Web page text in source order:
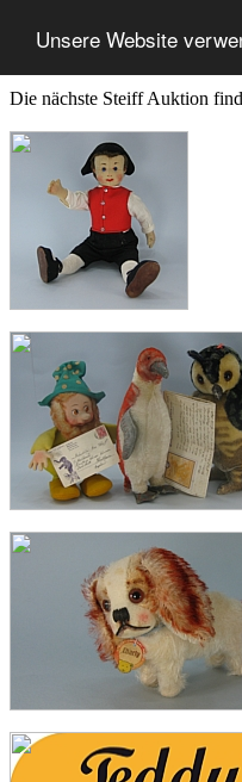
Unsere Website
Die nächste Steiff Auktion